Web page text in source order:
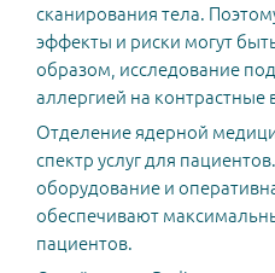
сканирования тела.
эффекты и риски могут
образом, исследование
аллергией на
Отделение ядерной
спектр услуг для
оборудование и
обеспечивают
пациентов.